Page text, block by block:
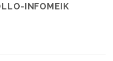
INFOMEIK